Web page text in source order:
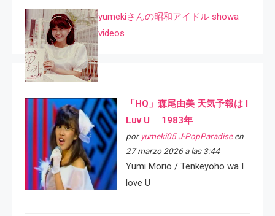
yumekiさんの昭和アイドル showa
videos
「HQ」森尾由美 天気予報は I
Luv U 1983年
por yumeki05 J-PopParadiseen
27 marzo 2026 a las 3:44
Yumi Morio / Tenkeyoho wa I
love U